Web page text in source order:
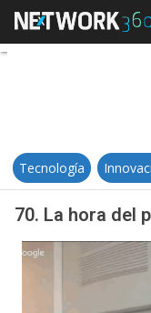
Tecnología
70. La hora del